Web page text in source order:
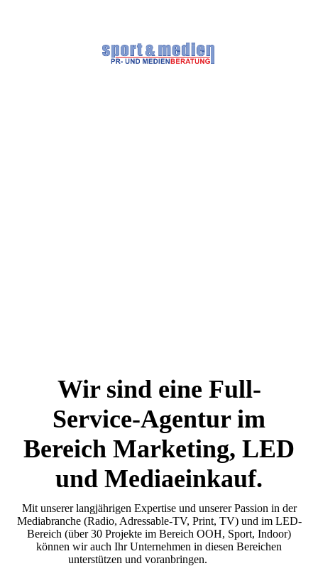
Wir sind eine Full-
Service-Agentur im
Bereich Marketing, LED
und Mediaeinkauf.
Mit unserer langjährigen Expertise und unserer Passion in der
Mediabranche (Radio, Adressable-TV, Print, TV) und im LED-
Bereich (über 30 Projekte im Bereich OOH, Sport, Indoor)
können wir auch Ihr Unternehmen in diesen Bereichen
unterstützen und voranbringen.